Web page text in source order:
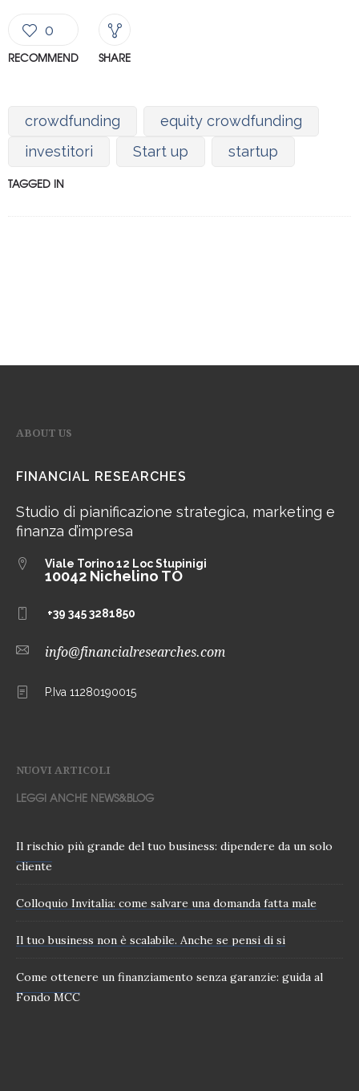
0
RECOMMEND SHARE
crowdfunding
equity crowdfunding
investitori
Start up startup
TAGGED IN
ABOUT US
FINANCIAL RESEARCHES
Studio di pianificazione strategica, marketing e
finanza d’impresa
Viale Torino 12 Loc Stupinigi
10042 Nichelino TO
+39 345 3281850
info@financialresearches.com
P.Iva 11280190015
NUOVI ARTICOLI
LEGGI ANCHE NEWS&BLOG
Il rischio più grande del tuo business: dipendere da un solo
cliente
Colloquio Invitalia: come salvare una domanda fatta male
Il tuo business non è scalabile. Anche se pensi di si
Come ottenere un finanziamento senza garanzie: guida al
Fondo MCC